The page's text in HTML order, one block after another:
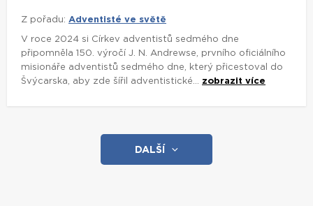
Z pořadu: Adventisté ve světě
V roce 2024 si Církev adventistů sedmého dne
připomněla 150. výročí J. N. Andrewse, prvního oficiálního
misionáře adventistů sedmého dne, který přicestoval do
Švýcarska, aby zde šířil adventistické... zobrazit více
DALŠÍ